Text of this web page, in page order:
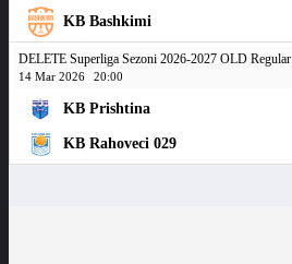
KB Bashkimi
DELETE Superliga Sezoni 2026-2027 OLD Regular
14 Mar 2026 20:00
KB Prishtina
KB Rahoveci 029